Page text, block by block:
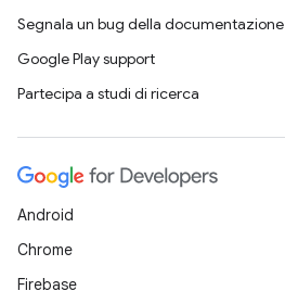
Segnala un bug della documentazione
Google Play support
Partecipa a studi di ricerca
Android
Chrome
Firebase